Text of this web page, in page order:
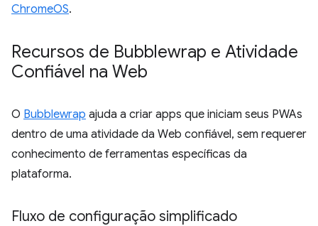
ChromeOS.
Recursos de Bubblewrap e Atividade
Confiável na Web
O Bubblewrap ajuda a criar apps que iniciam seus PWAs
dentro de uma atividade da Web confiável, sem requerer
conhecimento de ferramentas específicas da
plataforma.
Fluxo de configuração simplificado